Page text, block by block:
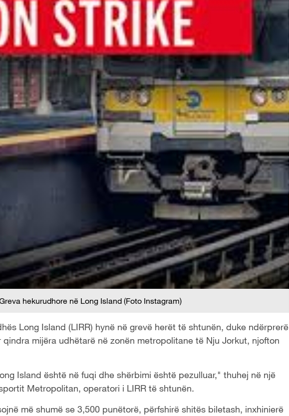
hekurudhore në Long Island (Foto Instagram)
Long Island (LIRR) hynë në grevë herët të shtunën, duke ndërprerë
mijëra udhëtarë në zonën metropolitane të Nju Jorkut, njofton
Island është në fuqi dhe shërbimi është pezulluar," thuhej në një
Metropolitan, operatori i LIRR të shtunën.
më shumë se 3,500 punëtorë, përfshirë shitës biletash, inxhinierë